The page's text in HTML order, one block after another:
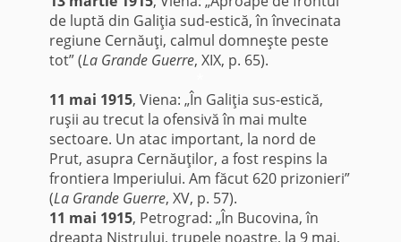
de luptă din Galiţia sud-estică, în învecinata
regiune Cernăuţi, calmul domneşte peste
tot” (La Grande Guerre, XIX, p. 65).
11 mai 1915, Viena: „În Galiţia sus-estică,
ruşii au trecut la ofensivă în mai multe
sectoare. Un atac important, la nord de
Prut, asupra Cernăuţilor, a fost respins la
frontiera Imperiului. Am făcut 620 prizonieri”
(La Grande Guerre, XV, p. 57).
11 mai 1915, Petrograd: „În Bucovina, în
dreapta Nistrului, trupele noastre, la 9 mai,